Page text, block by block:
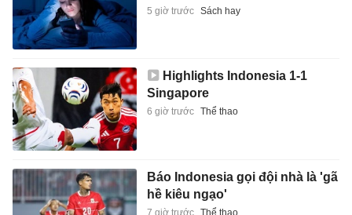
5 giờ trước Sách hay
Highlights Indonesia 1-1
Singapore
6 giờ trước Thể thao
Báo Indonesia gọi đội nhà là 'gã
hề kiêu ngạo'
7 giờ trước Thể thao